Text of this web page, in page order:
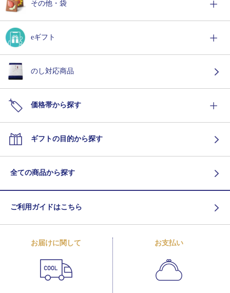
その他・袋
eギフト
のし対応商品
価格帯から探す
ギフトの目的から探す
全ての商品から探す
ご利用ガイドはこちら
お届けに関して お支払い